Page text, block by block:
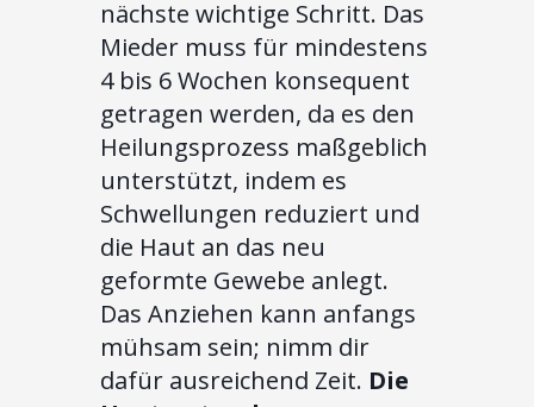
nächste wichtige Schritt. Das
Mieder muss für mindestens
4 bis 6 Wochen konsequent
getragen werden, da es den
Heilungsprozess maßgeblich
unterstützt, indem es
Schwellungen reduziert und
die Haut an das neu
geformte Gewebe anlegt.
Das Anziehen kann anfangs
mühsam sein; nimm dir
dafür ausreichend Zeit. Die